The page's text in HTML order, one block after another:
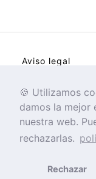
Aviso legal
Política de
Condiciones de
Aprueba tu
🍪 Utilizamos
damos la mejor
nuestra web.
rechazarlas.
Rechazar